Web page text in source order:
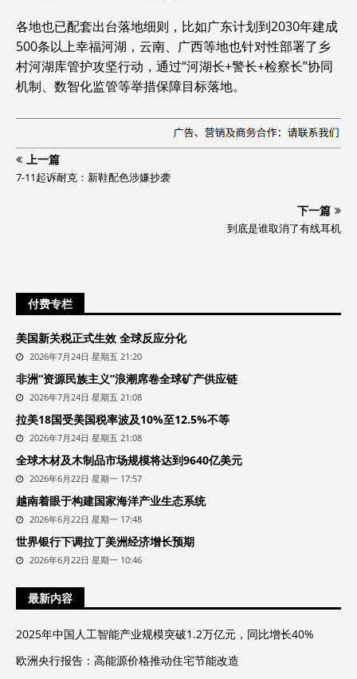
各地也已配套出台落地细则，比如广东计划到2030年建成
500条以上幸福河湖，云南、广西等地也针对性部署了乡
村河湖库管护攻坚行动，通过“河湖长+警长+检察长”协同
机制、数智化监管等举措保障目标落地。
上一篇
7-11起诉耐克：新鞋配色涉嫌抄袭
下一篇
到底是谁取消了有线耳机
付费专栏
美国新关税正式生效 全球反应分化
2026年7月24日 星期五 21:20
非洲“资源民族主义”浪潮席卷全球矿产供应链
2026年7月24日 星期五 21:08
拉美18国受美国税率波及10%至12.5%不等
2026年7月24日 星期五 21:08
全球木材及木制品市场规模将达到9640亿美元
2026年6月22日 星期一 17:57
越南着眼于构建国家海洋产业生态系统
2026年6月22日 星期一 17:48
世界银行下调拉丁美洲经济增长预期
2026年6月22日 星期一 10:46
最新内容
2025年中国人工智能产业规模突破1.2万亿元，同比增长40%
欧洲央行报告：高能源价格推动住宅节能改造